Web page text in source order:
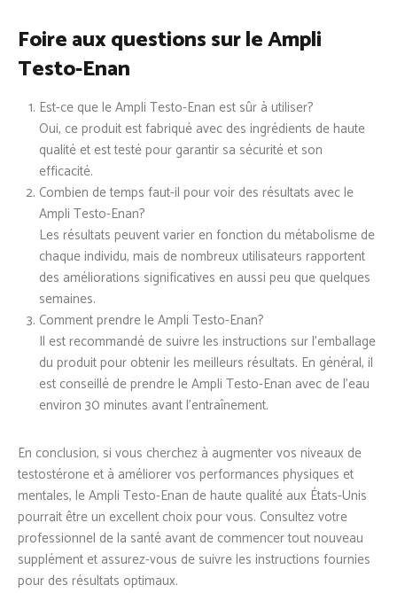
Foire aux questions sur le Ampli
Testo-Enan
Est-ce que le Ampli Testo-Enan est sûr à utiliser?
Oui, ce produit est fabriqué avec des ingrédients de haute
qualité et est testé pour garantir sa sécurité et son
efficacité.
Combien de temps faut-il pour voir des résultats avec le
Ampli Testo-Enan?
Les résultats peuvent varier en fonction du métabolisme de
chaque individu, mais de nombreux utilisateurs rapportent
des améliorations significatives en aussi peu que quelques
semaines.
Comment prendre le Ampli Testo-Enan?
Il est recommandé de suivre les instructions sur l’emballage
du produit pour obtenir les meilleurs résultats. En général, il
est conseillé de prendre le Ampli Testo-Enan avec de l’eau
environ 30 minutes avant l’entraînement.
En conclusion, si vous cherchez à augmenter vos niveaux de
testostérone et à améliorer vos performances physiques et
mentales, le Ampli Testo-Enan de haute qualité aux États-Unis
pourrait être un excellent choix pour vous. Consultez votre
professionnel de la santé avant de commencer tout nouveau
supplément et assurez-vous de suivre les instructions fournies
pour des résultats optimaux.